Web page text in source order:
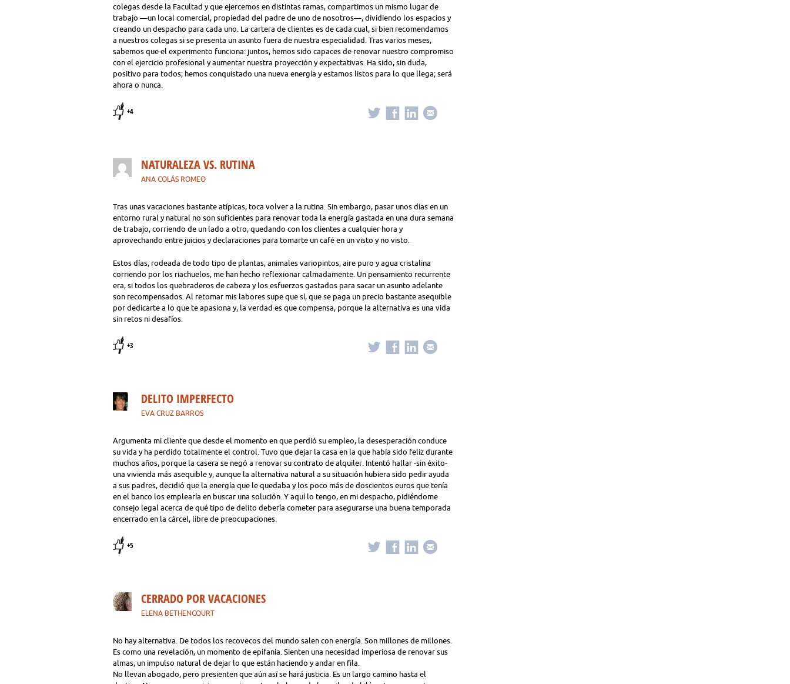
colegas desde la Facultad y que ejercemos en distintas ramas, compartimos un mismo lugar de
trabajo —un local comercial, propiedad del padre de uno de nosotros—, dividiendo los espacios y
creando un despacho para cada uno. La cartera de clientes es de cada cual, si bien recomendamos
a nuestros colegas si se presenta un asunto fuera de nuestra especialidad. Tras varios meses,
sabemos que el experimento funciona: juntos, hemos sido capaces de renovar nuestro compromiso
con el ejercicio profesional y aumentar nuestra proyección y expectativas. Ha sido, sin duda,
positivo para todos; hemos conquistado una nueva energía y estamos listos para lo que llega; será
ahora o nunca.
+4
NATURALEZA VS. RUTINA
ANA COLÁS ROMEO
Tras unas vacaciones bastante atípicas, toca volver a la rutina. Sin embargo, pasar unos días en un
entorno rural y natural no son suficientes para renovar toda la energía gastada en una dura semana
de trabajo, corriendo de un lado a otro, quedando con los clientes a cualquier hora y
aprovechando entre juicios y declaraciones para tomarte un café en un visto y no visto.
Estos días, rodeada de todo tipo de plantas, animales variopintos, aire puro y agua cristalina
corriendo por los riachuelos, me han hecho reflexionar calmadamente. Un pensamiento recurrente
era, si todos los quebraderos de cabeza y los esfuerzos gastados para sacar un asunto adelante
son recompensados. Al retomar mis labores supe que sí, que se paga un precio bastante asequible
por dedicarte a lo que te apasiona y, la verdad es que compensa, porque la alternativa es una vida
sin retos ni desafíos.
+3
DELITO IMPERFECTO
EVA CRUZ BARROS
Argumenta mi cliente que desde el momento en que perdió su empleo, la desesperación conduce
su vida y ha perdido totalmente el control. Tuvo que dejar la casa en la que había sido feliz durante
muchos años, porque la casera se negó a renovar su contrato de alquiler. Intentó hallar -sin éxito-
una vivienda más asequible y, aunque la alternativa natural a su situación hubiera sido pedir ayuda
a sus padres, decidió que la energía que le quedaba y los poco más de doscientos euros que tenía
en el banco los emplearía en buscar una solución. Y aquí lo tengo, en mi despacho, pidiéndome
consejo legal acerca de qué tipo de delito debería cometer para asegurarse una buena temporada
encerrado en la cárcel, libre de preocupaciones.
+5
CERRADO POR VACACIONES
ELENA BETHENCOURT
No hay alternativa. De todos los recovecos del mundo salen con energía. Son millones de millones.
Es como una revelación, un momento de epifanía. Sienten una necesidad imperiosa de renovar sus
almas, un impulso natural de dejar lo que están haciendo y andar en fila.
No llevan abogado, pero presienten que aún así se hará justicia. Es un largo camino hasta el